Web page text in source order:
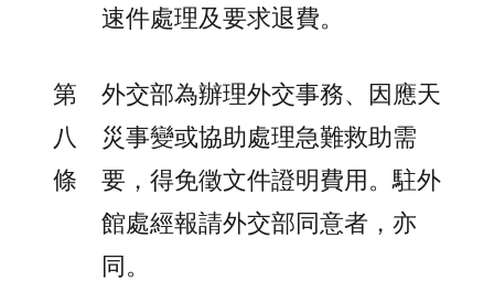
速件處理及要求退費。
第
八
條
外交部為辦理外交事務、因應天
災事變或協助處理急難救助需
要，得免徵文件證明費用。駐外
館處經報請外交部同意者，亦
同。